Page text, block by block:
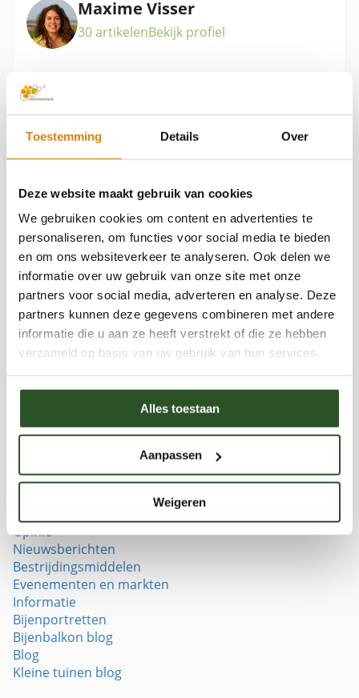
Toestemming Details Over
Deze website maakt gebruik van cookies
We gebruiken cookies om content en advertenties te
personaliseren, om functies voor social media te bieden
en om ons websiteverkeer te analyseren. Ook delen we
informatie over uw gebruik van onze site met onze
partners voor social media, adverteren en analyse. Deze
partners kunnen deze gegevens combineren met andere
informatie die u aan ze heeft verstrekt of die ze hebben
verzameld op basis van uw gebruik van hun services.
Alles toestaan
Aanpassen
Weigeren
Maxime Visser
30 artikelenBekijk profiel
Mijn naam is Maxime Visser en ik ben 29 jaar. Ik
ben als vrijwilliger bij de bijenstichting gestart
verstenen zijn. Zeker in de stad! Via de
bijenstichting wil ik graag mijn steentje bijdragen
om de bijen toch een handje te helpen. Met mijn
blogs en artikelen hoop ik dat jullie ook allemaal
een bijdrage kunnen leveren aan het helpen van
de bijen!
Bekijk ook
Categorieën
Opinie
Nieuwsberichten
Bestrijdingsmiddelen
Evenementen en markten
Informatie
Bijenportretten
Bijenbalkon blog
Blog
Kleine tuinen blog